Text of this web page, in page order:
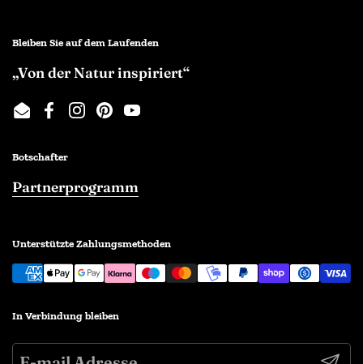
Bleiben Sie auf dem Laufenden
„Von der Natur inspiriert“
EmailFacebook
Instagram
PinterestYouTube
Botschafter
Partnerprogramm
Unterstützte Zahlungsmethoden
In Verbindung bleiben